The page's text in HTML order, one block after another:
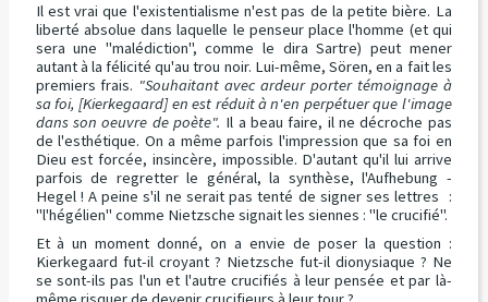
Il est vrai que l'existentialisme n'est pas de la petite bière. La
liberté absolue dans laquelle le penseur place l'homme (et qui
sera une "malédiction", comme le dira Sartre) peut mener
autant à la félicité qu'au trou noir. Lui-même, Sören, en a fait les
premiers frais. "Souhaitant avec ardeur porter témoignage à
sa foi, [Kierkegaard] en est réduit à n'en perpétuer que l'image
dans son oeuvre de poète". Il a beau faire, il ne décroche pas
de l'esthétique. On a même parfois l'impression que sa foi en
Dieu est forcée, insincère, impossible. D'autant qu'il lui arrive
parfois de regretter le général, la synthèse, l'Aufhebung -
Hegel ! A peine s'il ne serait pas tenté de signer ses lettres :
"l'hégélien" comme Nietzsche signait les siennes : "le crucifié".
Et à un moment donné, on a envie de poser la question :
Kierkegaard fut-il croyant ? Nietzsche fut-il dionysiaque ? Ne
se sont-ils pas l'un et l'autre crucifiés à leur pensée et par là-